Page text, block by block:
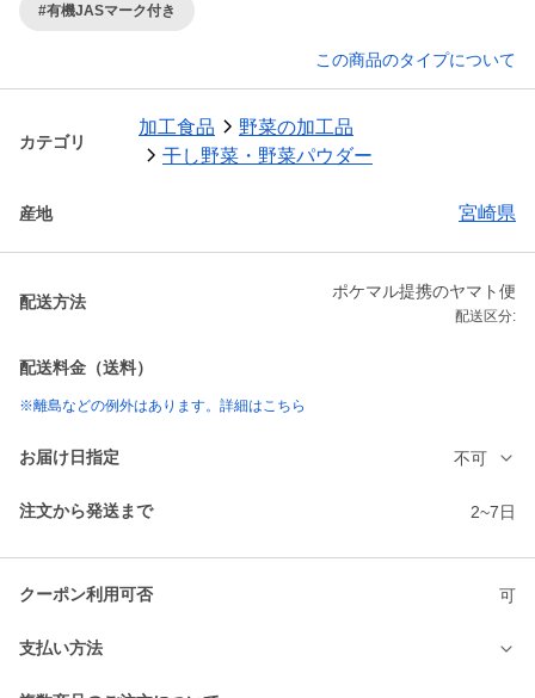
#有機JASマーク付き
この商品のタイプについて
カテゴリ
加工食品
野菜の加工品
干し野菜・野菜パウダー
産地 宮崎県
配送方法
ポケマル提携のヤマト便
配送区分:
配送料金（送料）
※離島などの例外はあります。詳細はこちら
お届け日指定 不可
注文から発送まで 2~7日
クーポン利用可否 可
支払い方法